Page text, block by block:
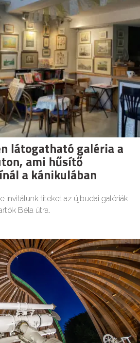
látogatható galéria a
ami hűsítő
a kánikulában
invitálunk titeket az újbudai galériák
Béla útra.